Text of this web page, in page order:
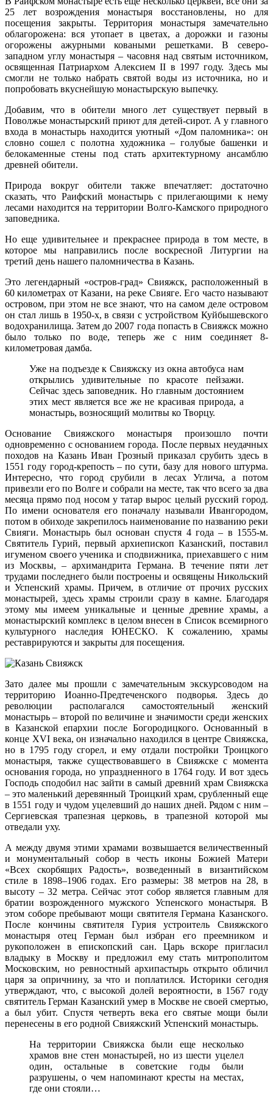
25 лет возрождения монастыря восстановлены, но для
посещения закрыты. Территория монастыря замечательно
облагорожена: вся утопает в цветах, а дорожки и газоны
огорожены ажурными коваными решетками. В северо-
западном углу монастыря – часовня над святым источником,
освященная Патриархом Алексием II в 1997 году. Здесь мы
смогли не только набрать святой воды из источника, но и
попробовать вкуснейшую монастырскую выпечку.
Добавим, что в обители много лет существует первый в
Поволжье монастырский приют для детей-сирот. А у главного
входа в монастырь находится уютный «Дом паломника»: он
словно сошел с полотна художника – голубые башенки и
белокаменные стены под стать архитектурному ансамблю
древней обители.
Природа вокруг обители также впечатляет: достаточно
сказать, что Раифский монастырь с прилегающими к нему
лесами находится на территории Волго-Камского природного
заповедника.
Но еще удивительнее и прекраснее природа в том месте, в
которое мы направились после воскресной Литургии на
третий день нашего паломничества в Казань.
Это легендарный «остров-град» Свияжск, расположенный в
60 километрах от Казани, на реке Свияге. Его часто называют
островом, при этом не все знают, что на самом деле островом
он стал лишь в 1950-х, в связи с устройством Куйбышевского
водохранилища. Затем до 2007 года попасть в Свияжск можно
было только по воде, теперь же с ним соединяет 8-
километровая дамба.
Уже на подъезде к Свияжску из окна автобуса нам
открылись удивительные по красоте пейзажи.
Сейчас здесь заповедник. Но главным достоянием
этих мест является все же не красивая природа, а
монастырь, возносящий молитвы ко Творцу.
Основание Свияжского монастыря произошло почти
одновременно с основанием города. После первых неудачных
походов на Казань Иван Грозный приказал срубить здесь в
1551 году город-крепость – по сути, базу для нового штурма.
Интересно, что город срубили в лесах Углича, а потом
привезли его по Волге и собрали на месте, так что всего за два
месяца прямо под носом у татар вырос целый русский город.
По имени основателя его поначалу называли Ивангородом,
потом в обиходе закрепилось наименование по названию реки
Свияги. Монастырь был основан спустя 4 года – в 1555-м.
Святитель Гурий, первый архиепископ Казанский, поставил
игуменом своего ученика и сподвижника, приехавшего с ним
из Москвы, – архимандрита Германа. В течение пяти лет
трудами последнего были построены и освящены Никольский
и Успенский храмы. Причем, в отличие от прочих русских
монастырей, здесь храмы строили сразу в камне. Благодаря
этому мы имеем уникальные и ценные древние храмы, а
монастырский комплекс в целом внесен в Список всемирного
культурного наследия ЮНЕСКО. К сожалению, храмы
реставрируются и закрыты для посещения.
Зато далее мы прошли с замечательным экскурсоводом на
территорию Иоанно-Предтеченского подворья. Здесь до
революции располагался самостоятельный женский
монастырь – второй по величине и значимости среди женских
в Казанской епархии после Богородицкого. Основанный в
конце XVI века, он изначально находился в центре Свияжска,
но в 1795 году сгорел, и ему отдали постройки Троицкого
монастыря, также существовавшего в Свияжске с момента
основания города, но упраздненного в 1764 году. И вот здесь
Господь сподобил нас зайти в самый древний храм Свияжска
– это маленький деревянный Троицкий храм, срубленный еще
в 1551 году и чудом уцелевший до наших дней. Рядом с ним –
Сергиевская трапезная церковь, в трапезной которой мы
отведали уху.
А между двумя этими храмами возвышается величественный
и монументальный собор в честь иконы Божией Матери
«Всех скорбящих Радость», возведенный в византийском
стиле в 1898–1906 годах. Его размеры: 38 метров на 28, в
высоту – 32 метра. Сейчас этот собор является главным для
братии возрожденного мужского Успенского монастыря. В
этом соборе пребывают мощи святителя Германа Казанского.
После кончины святителя Гурия устроитель Свияжского
монастыря отец Герман был избран его преемником и
рукоположен в епископский сан. Царь вскоре пригласил
владыку в Москву и предложил ему стать митрополитом
Московским, но ревностный архипастырь открыто обличил
царя за опричнину, за что и поплатился. Историки сегодня
утверждают, что, с высокой долей вероятности, в 1567 году
святитель Герман Казанский умер в Москве не своей смертью,
а был убит. Спустя четверть века его святые мощи были
перенесены в его родной Свияжский Успенский монастырь.
На территории Свияжска были еще несколько
храмов вне стен монастырей, но из шести уцелел
один, остальные в советские годы были
разрушены, о чем напоминают кресты на местах,
где они стояли…